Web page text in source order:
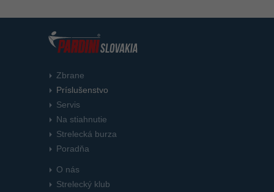
Zbrane
Príslušenstvo
Servis
Na stiahnutie
Strelecká burza
Poradňa
O nás
Strelecký klub